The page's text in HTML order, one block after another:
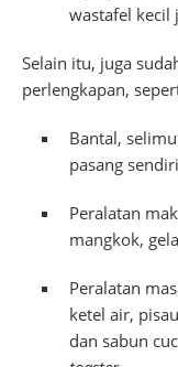
wastafel kecil
Selain itu, juga
perlengkapan,
Bantal,
pasang
Peralatan
mangkok,
Peralatan
ketel air,
dan sabun